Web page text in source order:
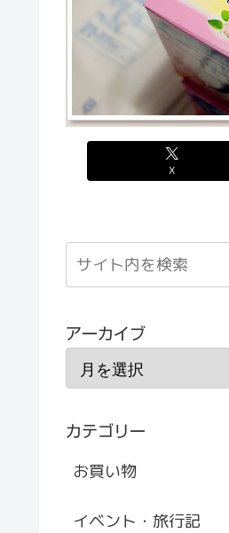
X
アーカイブ
カテゴリー
お買い物
イベント・旅行記